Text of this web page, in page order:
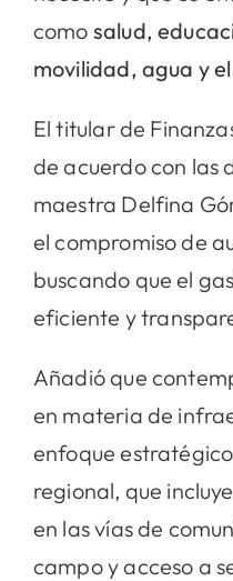
como salud,
movilidad, agua y
El titular de
de acuerdo con las
maestra Delfina
el compromiso de
buscando que el
eficiente y
Añadió que
en materia de
enfoque
regional, que
en las vías de
campo y acceso a